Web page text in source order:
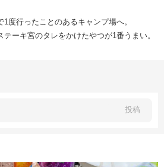
度行ったことのあるキャンプ場へ。
ーキ宮のタレをかけたやつが1番うまい。
投稿